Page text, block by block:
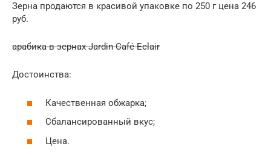
Зерна продаются в красивой упаковке по 250 г цена 246
руб.
арабика в зернах Jardin Café Eclair
Достоинства:
Качественная обжарка;
Сбалансированный вкус;
Цена.